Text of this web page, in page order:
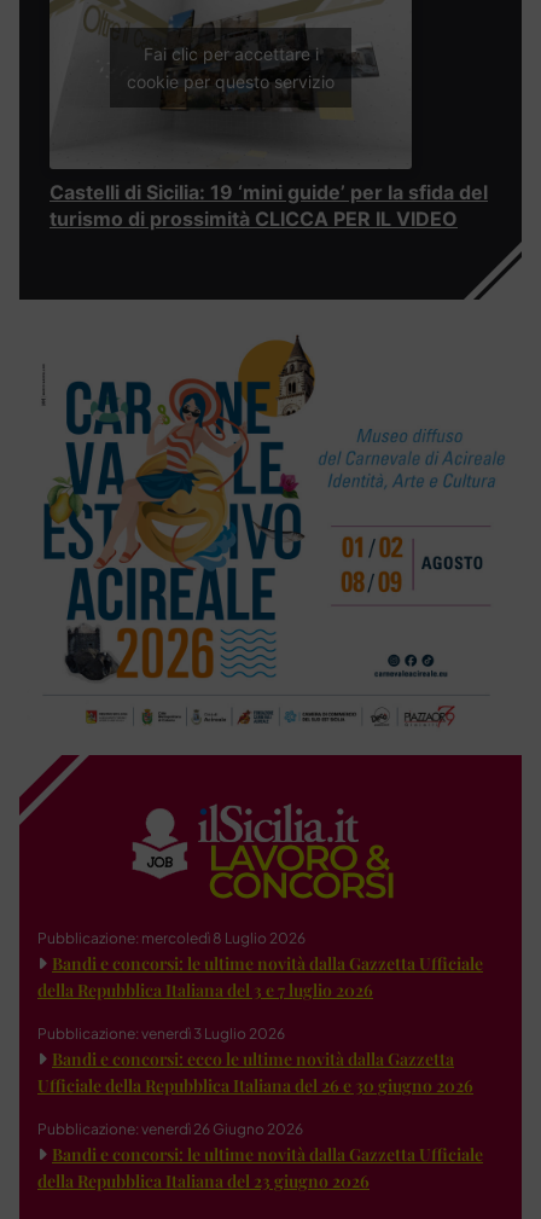
Fai clic per accettare i
cookie per questo servizio
Castelli di Sicilia: 19 ‘mini guide’ per la sfida del
turismo di prossimità CLICCA PER IL VIDEO
Pubblicazione: mercoledì 8 Luglio 2026
Bandi e concorsi: le ultime novità dalla Gazzetta Ufficiale
della Repubblica Italiana del 3 e 7 luglio 2026
Pubblicazione: venerdì 3 Luglio 2026
Bandi e concorsi: ecco le ultime novità dalla Gazzetta
Ufficiale della Repubblica Italiana del 26 e 30 giugno 2026
Pubblicazione: venerdì 26 Giugno 2026
Bandi e concorsi: le ultime novità dalla Gazzetta Ufficiale
della Repubblica Italiana del 23 giugno 2026